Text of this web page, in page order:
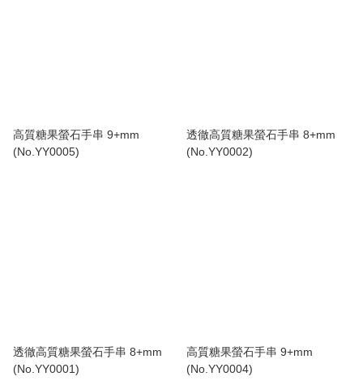
高質糖果螢石手串 9+mm
(No.YY0005)
透徹高質糖果螢石手串 8+mm
(No.YY0002)
透徹高質糖果螢石手串 8+mm
(No.YY0001)
高質糖果螢石手串 9+mm
(No.YY0004)